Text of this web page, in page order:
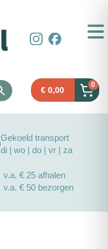
€ 0,00
0
Gekoeld transport
di | wo | do | vr | za
v.a. € 25 afhalen
v.a. € 50 bezorgen